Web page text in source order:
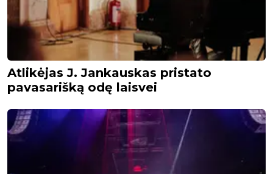
Atlikėjas J. Jankauskas pristato
pavasarišką odę laisvei